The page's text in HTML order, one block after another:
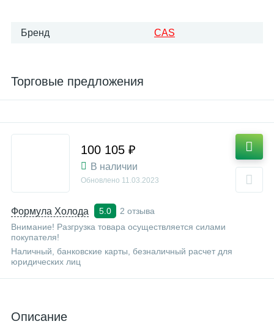
Бренд CAS
Торговые предложения
Формула Холода 5.0
2 отзыва
Внимание! Разгрузка товара осуществляется силами
покупателя!
Наличный, банковские карты, безналичный расчет для
юридических лиц
100 105 ₽
В наличии
Обновлено 11.03.2023
Описание